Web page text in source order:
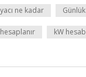
ne kadar
kW